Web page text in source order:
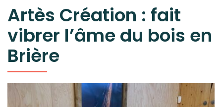
ici
Artès Création : fait
vibrer l’âme du bois en
Brière